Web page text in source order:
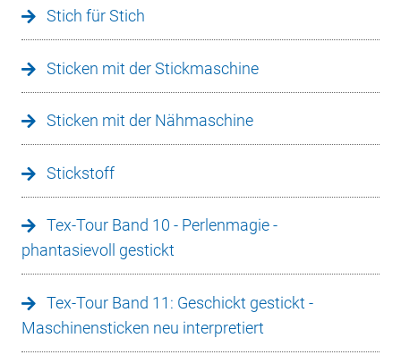
Stich für Stich
Sticken mit der Stickmaschine
Sticken mit der Nähmaschine
Stickstoff
Tex-Tour Band 10 - Perlenmagie -
phantasievoll gestickt
Tex-Tour Band 11: Geschickt gestickt -
Maschinensticken neu interpretiert